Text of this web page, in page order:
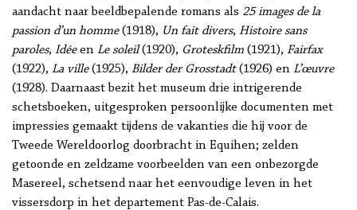
aandacht naar beeldbepalende romans als 25 images de la
passion d’un homme(1918), Un fait divers, Histoire sans
paroles, Idéeen Le soleil(1920), Groteskfilm (1921), Fairfax
(1922), La ville(1925), Bilder der Grosstadt(1926) en L’œuvre
(1928). Daarnaast bezit het museum drie intrigerende
schetsboeken, uitgesproken persoonlijke documenten met
impressies gemaakt tijdens de vakanties die hij voor de
Tweede Wereldoorlog doorbracht in Equihen; zelden
getoonde en zeldzame voorbeelden van een onbezorgde
Masereel, schetsend naar het eenvoudige leven in het
vissersdorp in het departement Pas-de-Calais.